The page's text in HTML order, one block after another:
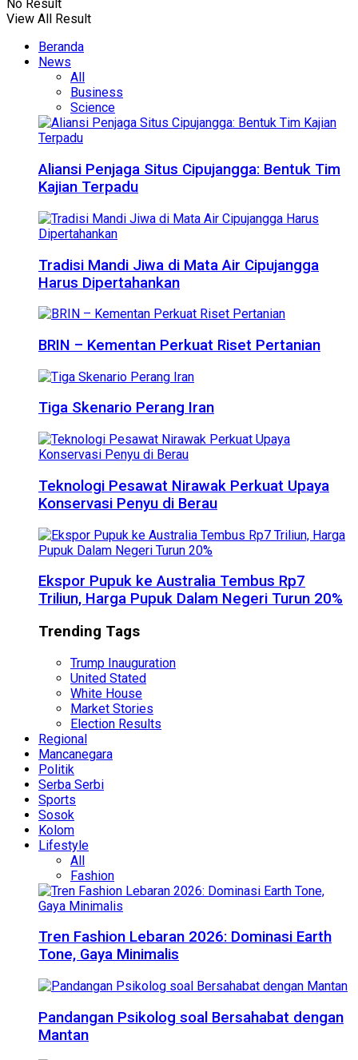
No Result
View All Result
Beranda
News
All
Business
Science
Aliansi Penjaga Situs Cipujangga: Bentuk Tim
Kajian Terpadu
Tradisi Mandi Jiwa di Mata Air Cipujangga
Harus Dipertahankan
BRIN – Kementan Perkuat Riset Pertanian
Tiga Skenario Perang Iran
Teknologi Pesawat Nirawak Perkuat Upaya
Konservasi Penyu di Berau
Ekspor Pupuk ke Australia Tembus Rp7
Triliun, Harga Pupuk Dalam Negeri Turun 20%
Trending Tags
Trump Inauguration
United Stated
White House
Market Stories
Election Results
Regional
Mancanegara
Politik
Serba Serbi
Sports
Sosok
Kolom
Lifestyle
All
Fashion
Tren Fashion Lebaran 2026: Dominasi Earth
Tone, Gaya Minimalis
Pandangan Psikolog soal Bersahabat dengan
Mantan